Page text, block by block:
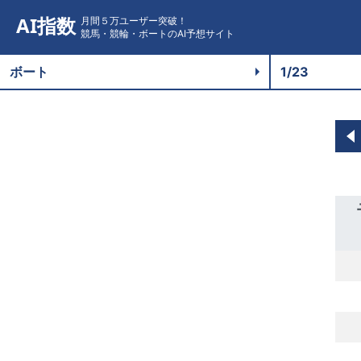
AI指数 月間５万ユーザー突破！
競馬・競輪・ボートのAI予想サイト